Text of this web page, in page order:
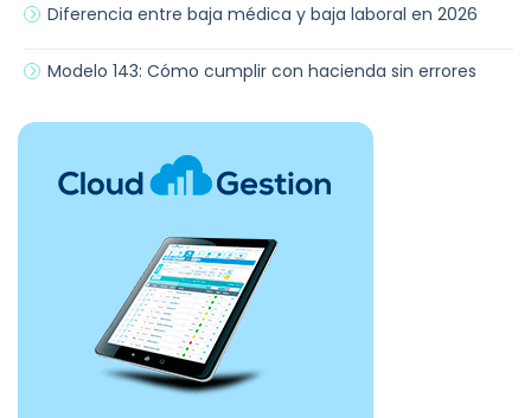
Diferencia entre baja médica y baja laboral en 2026
Modelo 143: Cómo cumplir con hacienda sin errores